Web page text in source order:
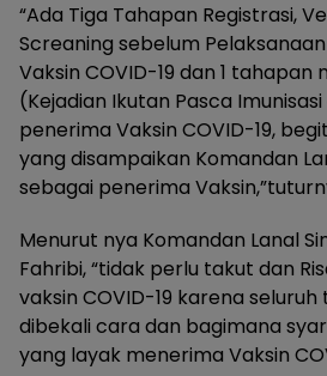
“Ada Tiga Tahapan Registrasi,
Screaning sebelum
Vaksin COVID-19 dan 1 tahapan
(Kejadian Ikutan Pasca
penerima Vaksin COVID-19,
yang disampaikan Komandan
sebagai penerima
Menurut nya Komandan Lanal
Fahribi, “tidak perlu takut dan
vaksin COVID-19 karena
dibekali cara dan bagimana
yang layak menerima Vaksin